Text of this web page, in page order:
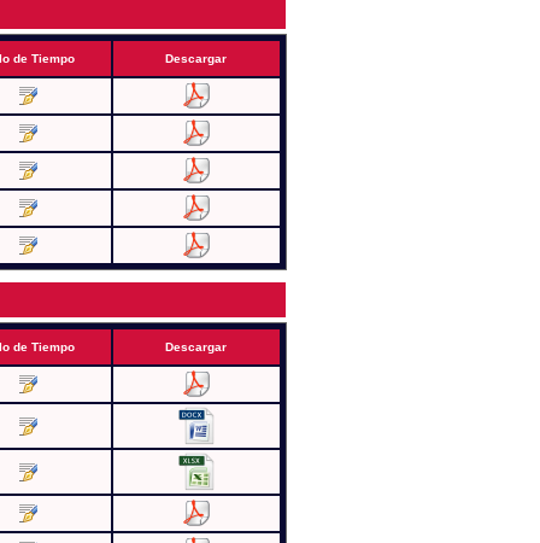
de Tiempo Descargar
de Tiempo Descargar